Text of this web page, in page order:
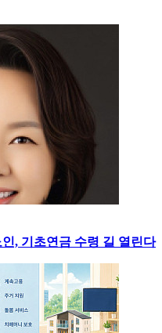
, 기초연금 수령 길 열린다